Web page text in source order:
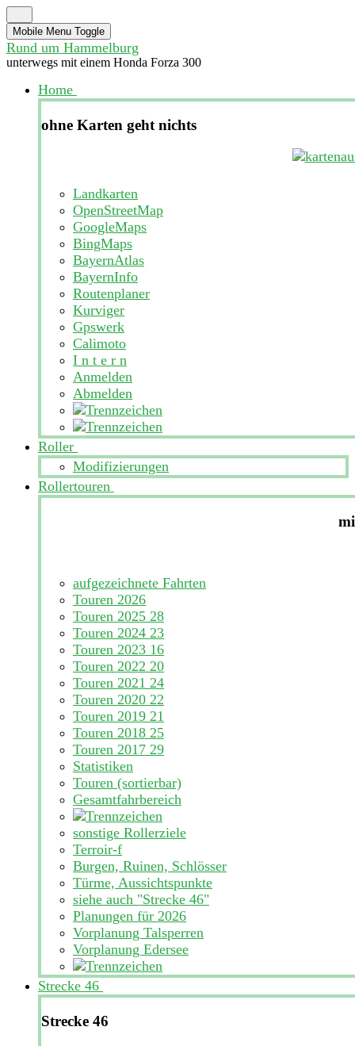
Mobile Menu Toggle
Rund um Hammelburg
unterwegs mit einem Honda Forza 300
Home
ohne Karten geht nichts
Landkarten
OpenStreetMap
GoogleMaps
BingMaps
BayernAtlas
BayernInfo
Routenplaner
Kurviger
Gpswerk
Calimoto
I n t e r n
Anmelden
Abmelden
Roller
Modifizierungen
Rollertouren
aufgezeichnete Fahrten
Touren 2026
Touren 2025 28
Touren 2024 23
Touren 2023 16
Touren 2022 20
Touren 2021 24
Touren 2020 22
Touren 2019 21
Touren 2018 25
Touren 2017 29
Statistiken
Touren (sortierbar)
Gesamtfahrbereich
sonstige Rollerziele
Terroir-f
Burgen, Ruinen, Schlösser
Türme, Aussichtspunkte
siehe auch "Strecke 46"
Planungen für 2026
Vorplanung Talsperren
Vorplanung Edersee
Strecke 46
Strecke 46